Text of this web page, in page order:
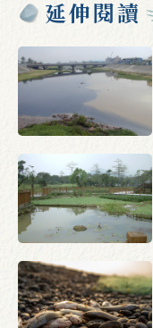
延伸閱讀